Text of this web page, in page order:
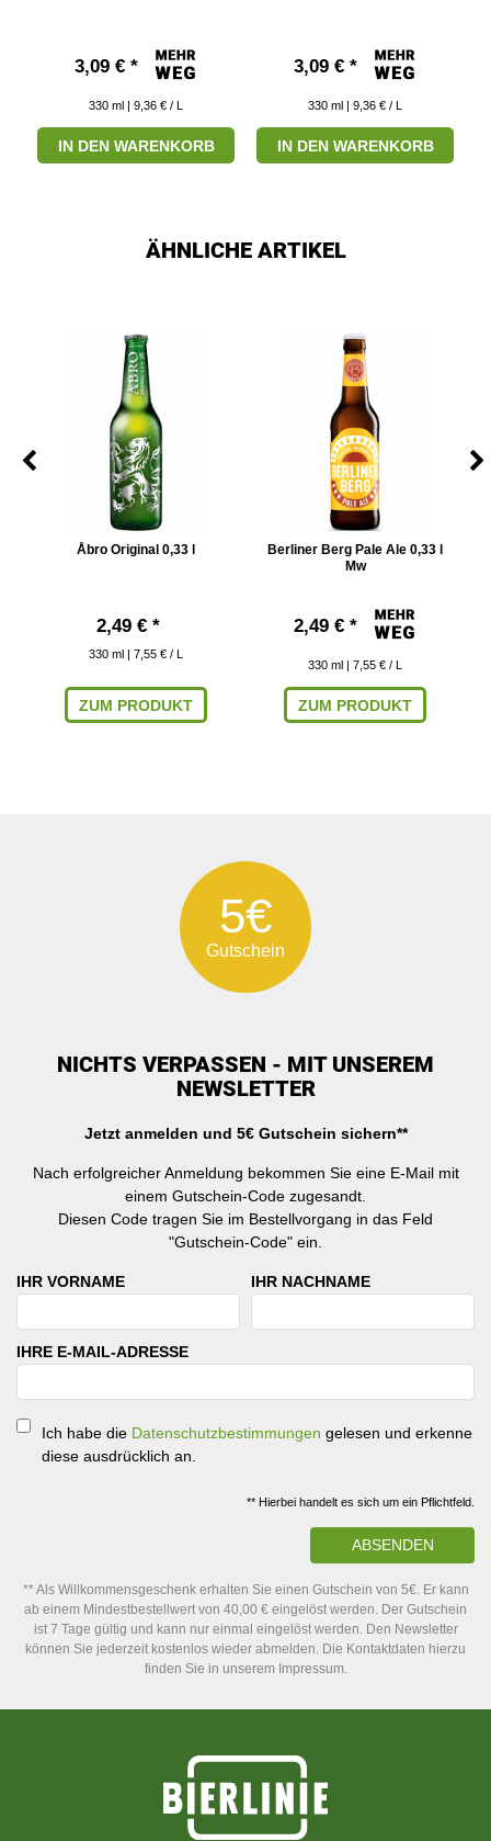
3,09 € *
330 ml | 9,36 € / L
IN DEN WARENKORB
3,09 € *
330 ml | 9,36 € / L
IN DEN WARENKORB
ÄHNLICHE ARTIKEL
Åbro Original 0,33 l
2,49 € *
330 ml | 7,55 € / L
ZUM PRODUKT
Berliner Berg Pale Ale 0,33 l
Mw
2,49 € *
330 ml | 7,55 € / L
ZUM PRODUKT
5€
Gutschein
NICHTS VERPASSEN - MIT UNSEREM
NEWSLETTER
Jetzt anmelden und 5€ Gutschein sichern**
Nach erfolgreicher Anmeldung bekommen Sie eine E-Mail mit
einem Gutschein-Code zugesandt.
Diesen Code tragen Sie im Bestellvorgang in das Feld
"Gutschein-Code" ein.
IHR VORNAME IHR NACHNAME
IHRE E-MAIL-ADRESSE
Ich habe die Datenschutzbestimmungen gelesen und erkenne
diese ausdrücklich an.
** Hierbei handelt es sich um ein Pflichtfeld.
ABSENDEN
** Als Willkommensgeschenk erhalten Sie einen Gutschein von 5€. Er kann
ab einem Mindestbestellwert von 40,00 € eingelöst werden. Der Gutschein
ist 7 Tage gültig und kann nur einmal eingelöst werden. Den Newsletter
können Sie jederzeit kostenlos wieder abmelden. Die Kontaktdaten hierzu
finden Sie in unserem Impressum.